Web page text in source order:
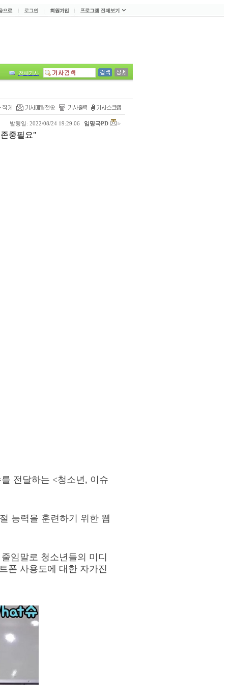
전체기사
발행일: 2022/08/24 19:29:06 임명국PD
중필요"
전달하는 <청소년, 이슈
능력을 훈련하기 위한 웹
임말로 청소년들의 미디
폰 사용도에 대한 자가진